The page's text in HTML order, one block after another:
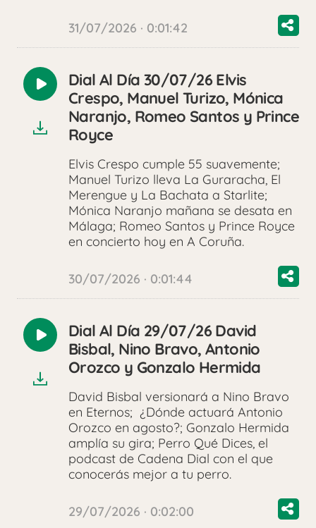
31/07/2026 · 0:01:42
Reproducir
audio
Dial Al Día 30/07/26 Elvis
Crespo, Manuel Turizo, Mónica
Naranjo, Romeo Santos y Prince
Royce
Elvis Crespo cumple 55 suavemente;
Manuel Turizo lleva La Guraracha, El
Merengue y La Bachata a Starlite;
Mónica Naranjo mañana se desata en
Málaga; Romeo Santos y Prince Royce
en concierto hoy en A Coruña.
30/07/2026 · 0:01:44
Reproducir
audio
Dial Al Día 29/07/26 David
Bisbal, Nino Bravo, Antonio
Orozco y Gonzalo Hermida
David Bisbal versionará a Nino Bravo
en Eternos; ¿Dónde actuará Antonio
Orozco en agosto?; Gonzalo Hermida
amplía su gira; Perro Qué Dices, el
podcast de Cadena Dial con el que
conocerás mejor a tu perro.
29/07/2026 · 0:02:00